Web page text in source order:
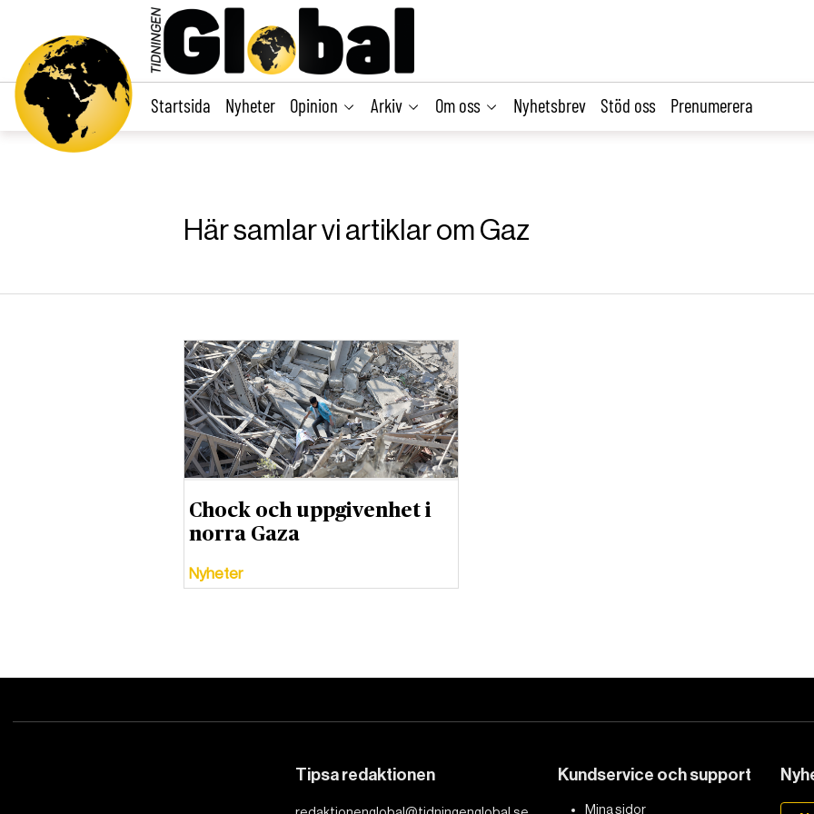
Startsida Nyheter Opinion Arkiv Om oss Nyhetsbrev Stöd oss Prenumerera
Här samlar vi artiklar om Gaz
Chock och uppgivenhet i
norra Gaza
Nyheter
Tipsa redaktionen Kundservice och support
Mina sidor